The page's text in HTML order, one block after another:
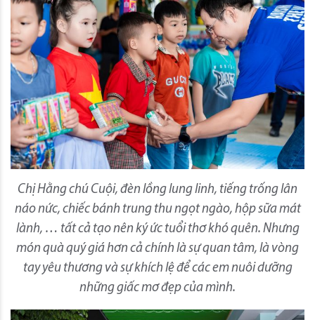
Chị Hằng chú Cuội, đèn lồng lung linh, tiếng trống lân
náo nức, chiếc bánh trung thu ngọt ngào, hộp sữa mát
lành, … tất cả tạo nên ký ức tuổi thơ khó quên. Nhưng
món quà quý giá hơn cả chính là sự quan tâm, là vòng
tay yêu thương và sự khích lệ để các em nuôi dưỡng
những giấc mơ đẹp của mình.